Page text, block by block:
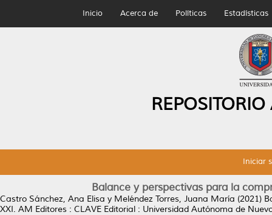
Inicio Acerca de Políticas Estadísticas
Iniciar
Balance y perspectivas para la
Castro Sánchez, Ana Elisa y Meléndez Torres, Juana María (2021)
XXI. AM Editores : CLAVE Editorial : Universidad Autónoma de